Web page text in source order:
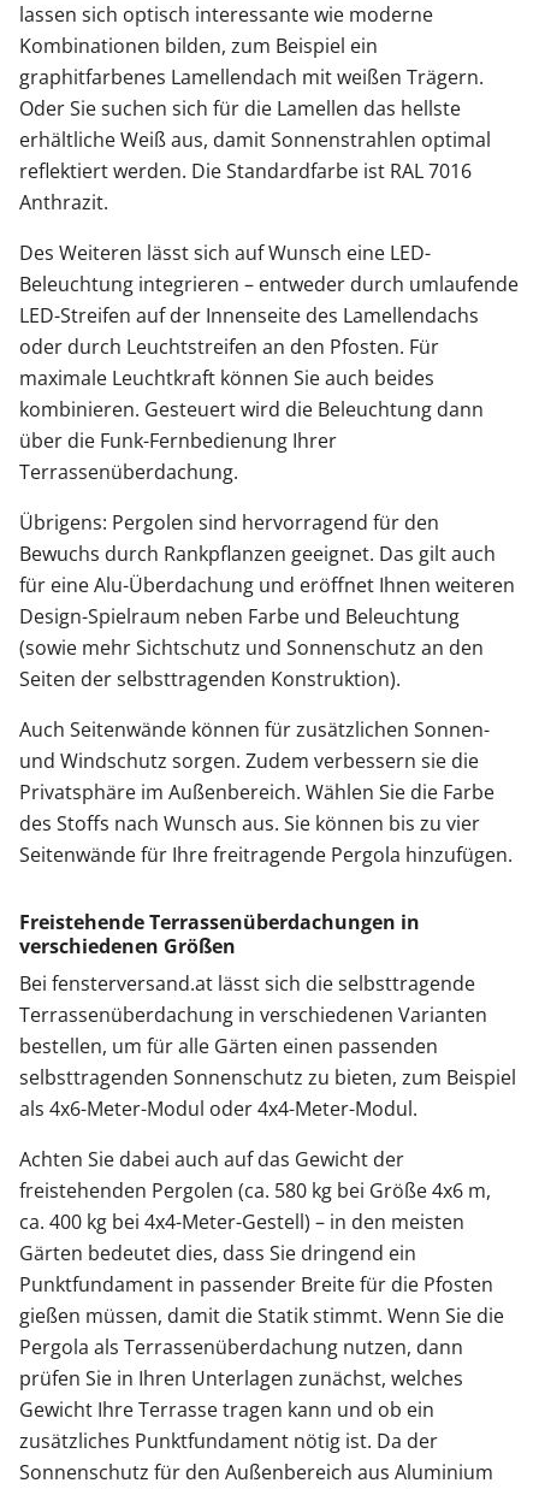
lassen sich optisch interessante wie moderne
Kombinationen bilden, zum Beispiel ein
graphitfarbenes Lamellendach mit weißen Trägern.
Oder Sie suchen sich für die Lamellen das hellste
erhältliche Weiß aus, damit Sonnenstrahlen optimal
reflektiert werden. Die Standardfarbe ist RAL 7016
Anthrazit.
Des Weiteren lässt sich auf Wunsch eine LED-
Beleuchtung integrieren – entweder durch umlaufende
LED-Streifen auf der Innenseite des Lamellendachs
oder durch Leuchtstreifen an den Pfosten. Für
maximale Leuchtkraft können Sie auch beides
kombinieren. Gesteuert wird die Beleuchtung dann
über die Funk-Fernbedienung Ihrer
Terrassenüberdachung.
Übrigens: Pergolen sind hervorragend für den
Bewuchs durch Rankpflanzen geeignet. Das gilt auch
für eine Alu-Überdachung und eröffnet Ihnen weiteren
Design-Spielraum neben Farbe und Beleuchtung
(sowie mehr Sichtschutz und Sonnenschutz an den
Seiten der selbsttragenden Konstruktion).
Auch Seitenwände können für zusätzlichen Sonnen-
und Windschutz sorgen. Zudem verbessern sie die
Privatsphäre im Außenbereich. Wählen Sie die Farbe
des Stoffs nach Wunsch aus. Sie können bis zu vier
Seitenwände für Ihre freitragende Pergola hinzufügen.
Freistehende Terrassenüberdachungen in
verschiedenen Größen
Bei fensterversand.at lässt sich die selbsttragende
Terrassenüberdachung in verschiedenen Varianten
bestellen, um für alle Gärten einen passenden
selbsttragenden Sonnenschutz zu bieten, zum Beispiel
als 4x6-Meter-Modul oder 4x4-Meter-Modul.
Achten Sie dabei auch auf das Gewicht der
freistehenden Pergolen (ca. 580 kg bei Größe 4x6 m,
ca. 400 kg bei 4x4-Meter-Gestell) – in den meisten
Gärten bedeutet dies, dass Sie dringend ein
Punktfundament in passender Breite für die Pfosten
gießen müssen, damit die Statik stimmt. Wenn Sie die
Pergola als Terrassenüberdachung nutzen, dann
prüfen Sie in Ihren Unterlagen zunächst, welches
Gewicht Ihre Terrasse tragen kann und ob ein
zusätzliches Punktfundament nötig ist. Da der
Sonnenschutz für den Außenbereich aus Aluminium